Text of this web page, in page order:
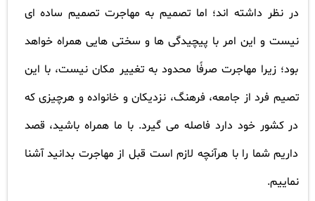
در نظر داشته اند؛ اما تصمیم به مهاجرت تصمیم ساده ای
نیست و این امر با پیچیدگی ها و سختی هایی همراه خواهد
بود؛ زیرا مهاجرت صرفًا محدود به تغییر مکان نیست، با این
تصیم فرد از جامعه، فرهنگ، نزدیکان و خانواده و هرچیزی که
در کشور خود دارد فاصله می گیرد. با ما همراه باشید، قصد
داریم شما را با هرآنچه لازم است قبل از مهاجرت بدانید آشنا
نماییم.